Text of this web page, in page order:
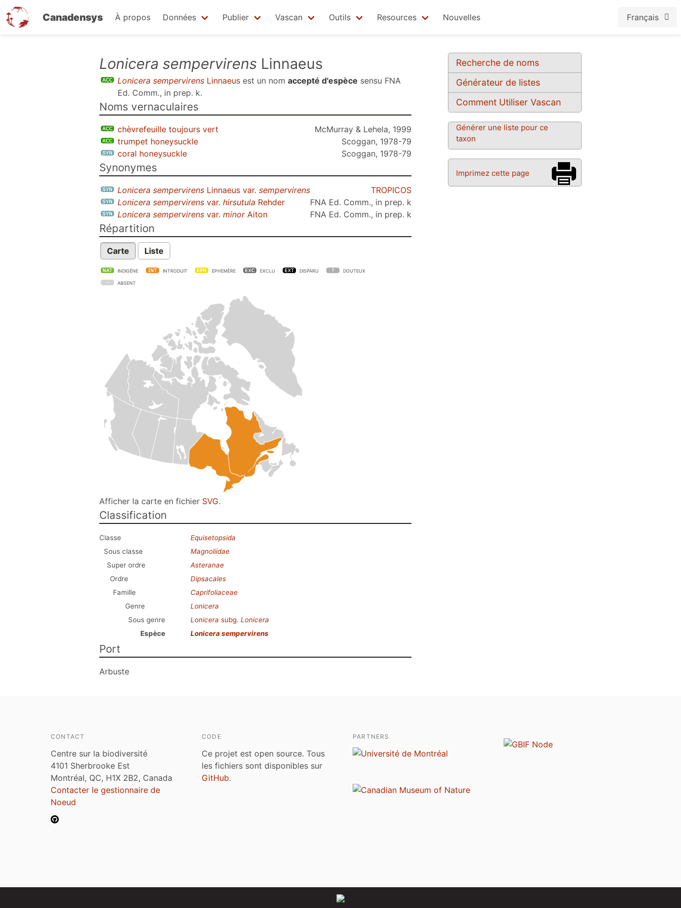
Canadensys À propos Données Publier Vascan Outils Resources Nouvelles Français
Recherche de noms
Générateur de listes
Comment Utiliser Vascan
Générer une liste pour ce
taxon
Imprimez cette page
Lonicera sempervirens Linnaeus
Lonicera sempervirens Linnaeus est un nom accepté d'espèce sensu FNA
Ed. Comm., in prep. k.
Noms vernaculaires
chèvrefeuille toujours vert
McMurray & Lehela, 1999
trumpet honeysuckle
Scoggan, 1978-79
coral honeysuckle
Scoggan, 1978-79
Synonymes
Lonicera sempervirens Linnaeus var. sempervirens
TROPICOS
Lonicera sempervirens var. hirsutula Rehder
FNA Ed. Comm., in prep. k
Lonicera sempervirens var. minorAiton FNA Ed. Comm., in prep. k
Répartition
Carte Liste
INDIGÈNE INTRODUIT EPHEMÈRE EXCLU DISPARU DOUTEUX
ABSENT
Afficher la carte en fichier SVG.
Classification
Classe
Equisetopsida
Sous classe
Magnoliidae
Super ordre
Asteranae
Ordre
Dipsacales
Famille
Caprifoliaceae
Genre
Lonicera
Sous genre
Lonicera subg. Lonicera
Espèce
Lonicera sempervirens
Port
Arbuste
CONTACT
Centre sur la biodiversité
4101 Sherbrooke Est
Montréal, QC, H1X 2B2, Canada
Contacter le gestionnaire de
Noeud
CODE
Ce projet est open source. Tous
les fichiers sont disponibles sur
GitHub.
PARTNERS